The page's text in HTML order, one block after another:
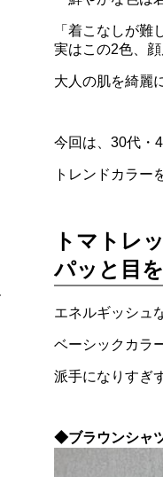
「着こなしが難
実はこの2色、顔
大人の肌を綺麗
今回は、30代・
トレンドカラー
トマトレ
パッと目
エネルギッシュ
ベーシックカラ
派手になりすぎ
◆ブラウンシャ